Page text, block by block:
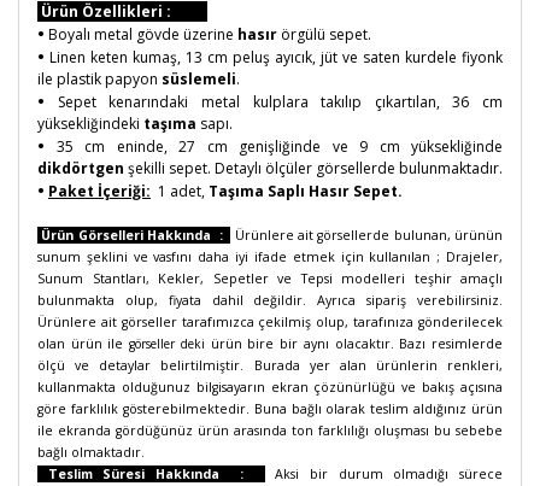
Ürün Özellikleri :
• Boyalı metal gövde üzerine hasır örgülü sepet.
• Linen keten kumaş, 13 cm peluş ayıcık, jüt ve saten kurdele fiyonk
ile plastik papyon süslemeli.
•
Sepet kenarındaki metal kulplara takılıp çıkartılan, 36 cm
yüksekliğindeki taşıma sapı.
•
35 cm eninde, 27 cm genişliğinde ve 9 cm yüksekliğinde
dikdörtgen şekilli sepet. Detaylı ölçüler görsellerde bulunmaktadır.
• Paket İçeriği: 1 adet, Taşıma Saplı Hasır Sepet.
Ürün Görselleri Hakkında :
Ürünlere ait görsellerde bulunan, ürünün
sunum şeklini ve vasfını daha iyi ifade etmek için kullanılan ; Drajeler,
Sunum Stantları, Kekler, Sepetler ve Tepsi modelleri teşhir amaçlı
bulunmakta olup, fiyata dahil değildir. Ayrıca sipariş verebilirsiniz.
Ürünlere ait görseller tarafımızca çekilmiş olup, tarafınıza gönderilecek
olan ürün ilegörseller deki ürün bire bir aynı olacaktır. Bazı resimlerde
ölçü ve detaylar belirtilmiştir. Burada yer alan ürünlerin renkleri,
kullanmakta olduğunuz bilgisayarın ekran çözünürlüğü ve bakış açısına
göre farklılık gösterebilmektedir. Buna bağlı olarak teslim aldığınız ürün
ile ekranda gördüğünüz ürün arasında ton farklılığı oluşması bu sebebe
bağlı olmaktadır.
Teslim Süresi Hakkında :
Aksi bir durum olmadığı sürece